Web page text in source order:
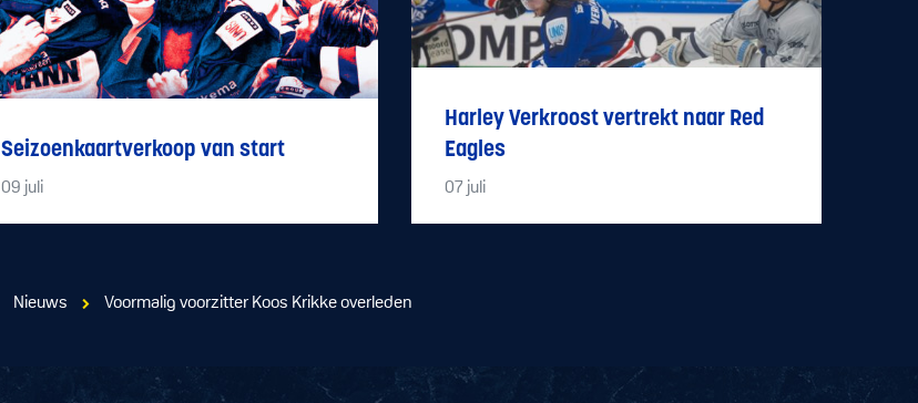
Seizoenkaartverkoop van start
09 juli
Harley Verkroost vertrekt naar Red
Eagles
07 juli
Nieuws Voormalig voorzitter Koos Krikke overleden